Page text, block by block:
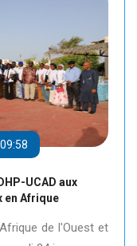
UCAD aux
en Afrique
de l'Ouest et